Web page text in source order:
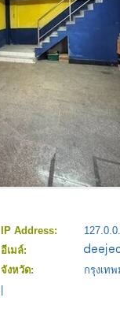
IP Address:
อีเมล์:
จังหวัด:
กรุงเท